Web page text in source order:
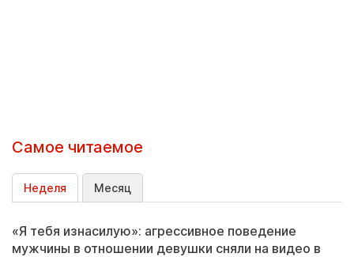
Самое читаемое
Неделя Месяц
«Я тебя изнасилую»: агрессивное поведение
мужчины в отношении девушки сняли на видео в